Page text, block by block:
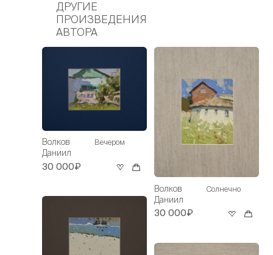
ДРУГИЕ
ПРОИЗВЕДЕНИЯ
АВТОРА
Волков
Даниил
Вечером
30 000₽
Волков
Даниил
Солнечно
30 000₽